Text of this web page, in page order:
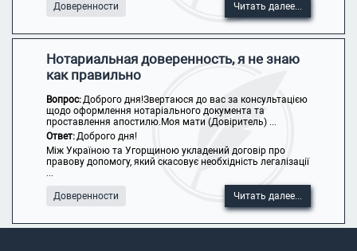
Доверенности Читать далее...
Нотариальная доверенность, я не знаю
как правильно
Вопрос:Доброго дня!Звертаюся до вас за консультацією
щодо оформлення нотаріального документа та
проставлення апостилю.Моя мати (Довіритель) ...
Ответ:Доброго дня!
Між Україною та Угорщиною укладений договір про
правову допомогу, який скасовує необхідність легалізації
...
Доверенности Читать далее...